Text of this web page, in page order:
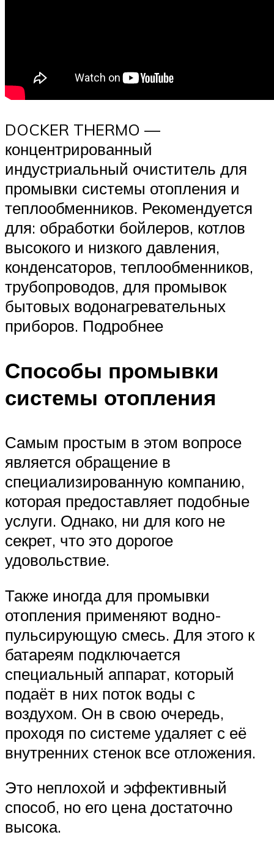
DOCKER THERMO —
концентрированный
индустриальный очиститель для
промывки системы отопления и
теплообменников. Рекомендуется
для: обработки бойлеров, котлов
высокого и низкого давления,
конденсаторов, теплообменников,
трубопроводов, для промывок
бытовых водонагревательных
приборов. Подробнее
Способы промывки
системы отопления
Самым простым в этом вопросе
является обращение в
специализированную компанию,
которая предоставляет подобные
услуги. Однако, ни для кого не
секрет, что это дорогое
удовольствие.
Также иногда для промывки
отопления применяют водно-
пульсирующую смесь. Для этого к
батареям подключается
специальный аппарат, который
подаёт в них поток воды с
воздухом. Он в свою очередь,
проходя по системе удаляет с её
внутренних стенок все отложения.
Это неплохой и эффективный
способ, но его цена достаточно
высока.